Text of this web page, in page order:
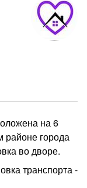
на 6
районе города
во дворе.
транспорта -